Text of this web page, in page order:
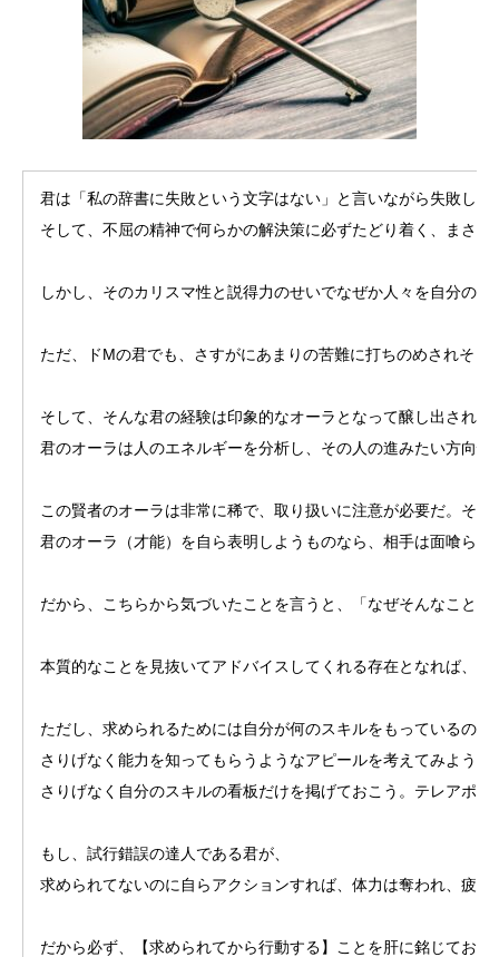
君は「私の辞書に失敗という文字はない」と言いながら失敗し
そして、不屈の精神で何らかの解決策に必ずたどり着く、まさ
しかし、そのカリスマ性と説得力のせいでなぜか人々を自分の
ただ、ドMの君でも、さすがにあまりの苦難に打ちのめされそ
そして、そんな君の経験は印象的なオーラとなって醸し出されて
君のオーラは人のエネルギーを分析し、その人の進みたい方向
この賢者のオーラは非常に稀で、取り扱いに注意が必要だ。そ
君のオーラ（才能）を自ら表明しようものなら、相手は面喰ら
だから、こちらから気づいたことを言うと、「なぜそんなこと
本質的なことを見抜いてアドバイスしてくれる存在となれば、
ただし、求められるためには自分が何のスキルをもっているの
さりげなく能力を知ってもらうようなアピールを考えてみよう
さりげなく自分のスキルの看板だけを掲げておこう。テレアポ
もし、試行錯誤の達人である君が、
求められてないのに自らアクションすれば、体力は奪われ、疲
だから必ず、【求められてから行動する】ことを肝に銘じておい